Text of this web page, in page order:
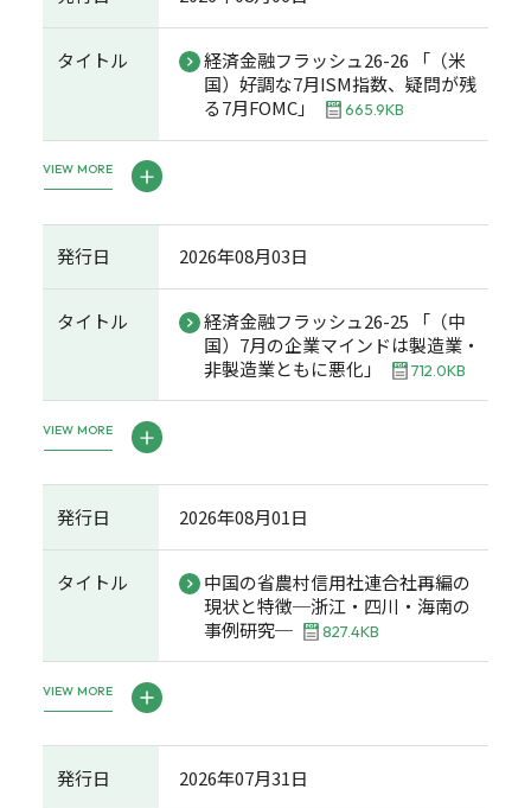
タイトル
経済金融フラッシュ26-26 「（米
国）好調な7月ISM指数、疑問が残
る7月FOMC」
665.9KB
VIEW MORE
発行日 2026年08月03日
タイトル
経済金融フラッシュ26-25 「（中
国）7月の企業マインドは製造業・
非製造業ともに悪化」
712.0KB
VIEW MORE
発行日 2026年08月01日
タイトル
中国の省農村信用社連合社再編の
現状と特徴─浙江・四川・海南の
事例研究─
827.4KB
VIEW MORE
発行日 2026年07月31日